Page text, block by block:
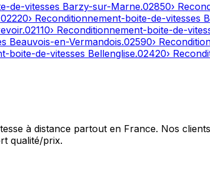
de-vitesses Barzy-sur-Marne.02850›
02220› Reconditionnement-boite-de-vitesses
.02110› Reconditionnement-boite-de-
Beauvois-en-Vermandois.02590›
boite-de-vitesses Bellenglise.02420›
à distance partout en France. Nos
qualité/prix.